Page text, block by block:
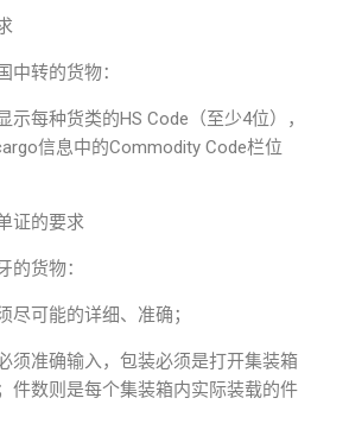
中转的货物：
示每种货类的HS Code（至少4位），
信息中的Commodity Code栏位
证的要求
的货物：
尽可能的详细、准确；
须准确输入，包装必须是打开集装箱
件数则是每个集装箱内实际装载的件